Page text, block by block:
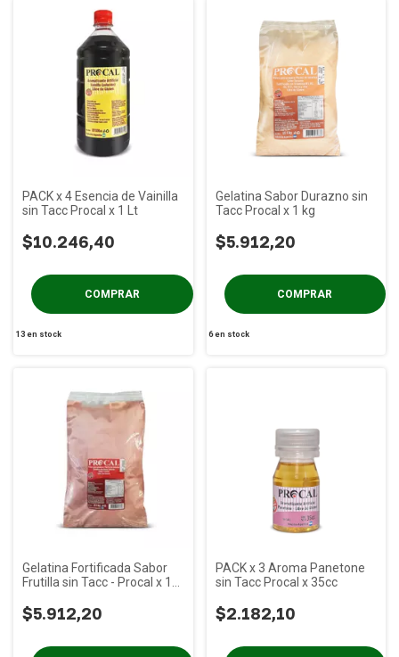
PACK x 4 Esencia de Vainilla
sin Tacc Procal x 1 Lt
$10.246,40
13en stock
Gelatina Sabor Durazno sin
Tacc Procal x 1 kg
$5.912,20
6en stock
Gelatina Fortificada Sabor
Frutilla sin Tacc - Procal x 1
$5.912,20
PACK x 3 Aroma Panetone
sin Tacc Procal x 35cc
$2.182,10